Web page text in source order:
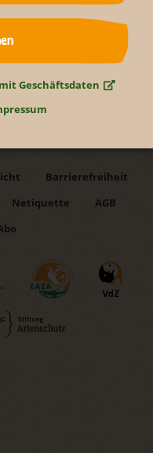
am Wochenende
Barrierefreiheit
Netiquette
AGB
Geschäftsdaten